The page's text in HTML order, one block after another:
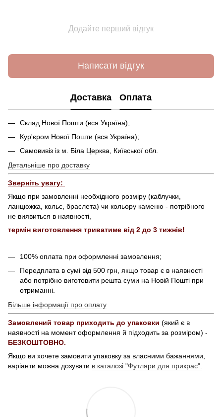
Додайте перший відгук
Написати відгук
Доставка Оплата
Склад Нової Пошти (вся Україна);
Кур'єром Нової Пошти (вся Україна);
Самовивіз із м. Біла Церква, Київської обл.
Детальніше про доставку
Зверніть увагу:
Якщо при замовленні необхідного розміру (каблучки,
ланцюжка, кольє, браслета) чи кольору каменю - потрібного
не виявиться в наявності,
термін виготовлення триватиме від 2 до 3 тижнів!
100% оплата при оформленні замовлення;
Передплата в сумі від 500 грн, якщо товар є в наявності
або потрібно виготовити решта суми на Новій Пошті при
отриманні.
Більше інформації про оплату
Замовлений товар приходить до упаковки (який є в
наявності на момент оформлення й підходить за розміром) -
БЕЗКОШТОВНО.
Якщо ви хочете замовити упаковку за власними бажаннями,
варіанти можна дозувати в каталозі "Футляри для прикрас".